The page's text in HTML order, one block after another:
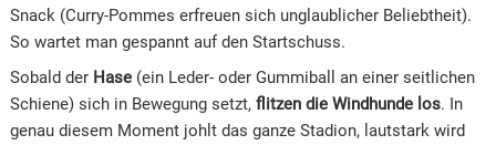
Snack (Curry-Pommes erfreuen sich unglaublicher Beliebtheit).
So wartet man gespannt auf den Startschuss.
Sobald der Hase(ein Leder- oder Gummiball an einer seitlichen
Schiene) sich in Bewegung setzt, flitzen die Windhunde los. In
genau diesem Moment johlt das ganze Stadion, lautstark wird